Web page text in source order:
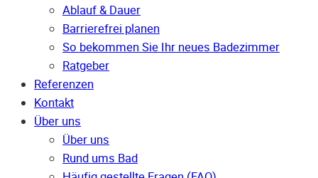
Ablauf & Dauer
Barrierefrei planen
So bekommen Sie Ihr neues Badezimmer
Ratgeber
Referenzen
Kontakt
Über uns
Über uns
Rund ums Bad